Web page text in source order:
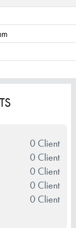
0 Client
0 Client
0 Client
0 Client
0 Client